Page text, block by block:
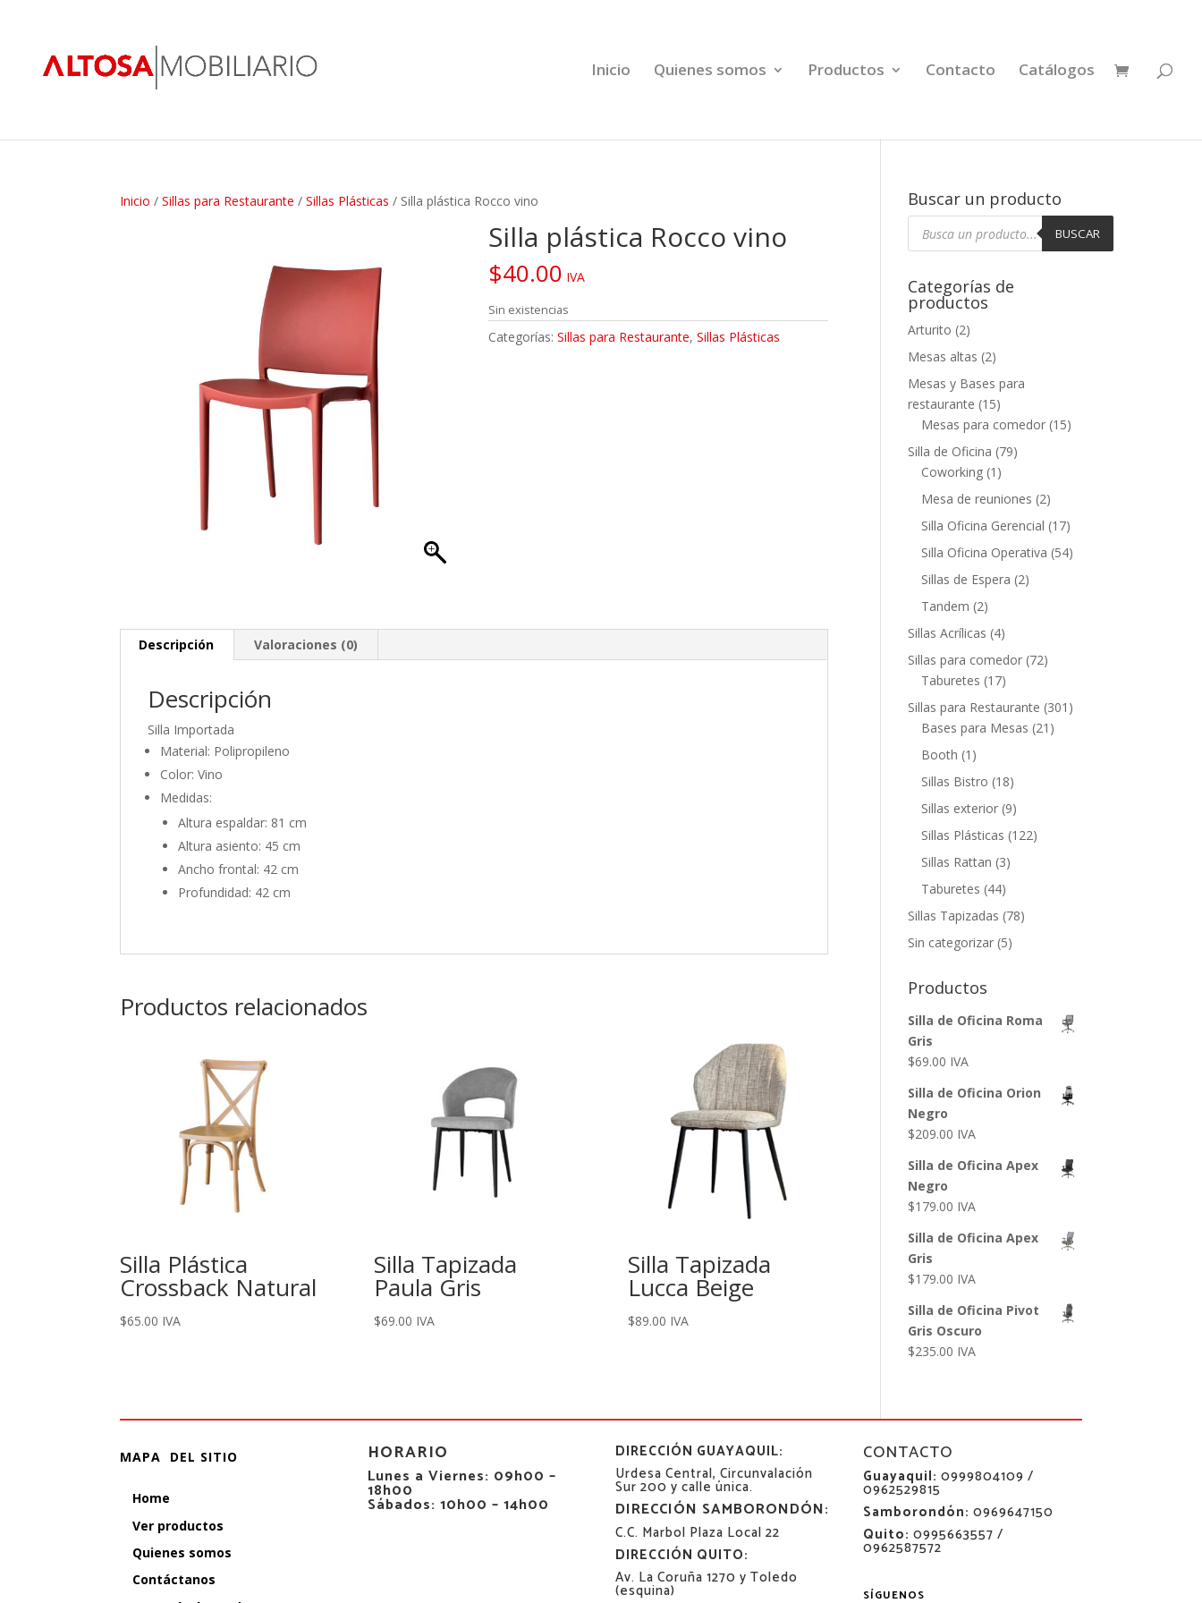
Inicio Quienes somos Productos Contacto Catálogos
Inicio /Sillas para Restaurante /Sillas Plásticas / Silla plástica Rocco vino
Silla plástica Rocco vino
$40.00 IVA
Sin existencias
Categorías:Sillas para Restaurante,Sillas Plásticas
Descripción Valoraciones (0)
Descripción
Silla Importada
Material: Polipropileno
Color: Vino
Medidas:
Altura espaldar: 81 cm
Altura asiento: 45 cm
Ancho frontal: 42 cm
Profundidad: 42 cm
Productos relacionados
Silla Plástica
Crossback Natural
$65.00 IVA
Silla Tapizada
Paula Gris
$69.00 IVA
Silla Tapizada
Lucca Beige
$89.00 IVA
Buscar un producto
Búsqueda
productos
BUSCAR
Categorías de
productos
Arturito (2)
Mesas altas (2)
Mesas y Bases para
restaurante (15)
Mesas para comedor (15)
Silla de Oficina (79)
Coworking (1)
Mesa de reuniones (2)
Silla Oficina Gerencial (17)
Silla Oficina Operativa (54)
Sillas de Espera (2)
Tandem (2)
Sillas Acrílicas (4)
Sillas para comedor (72)
Taburetes (17)
Sillas para Restaurante (301)
Bases para Mesas (21)
Booth (1)
Sillas Bistro (18)
Sillas exterior (9)
Sillas Plásticas (122)
Sillas Rattan (3)
Taburetes (44)
Sillas Tapizadas (78)
Sin categorizar (5)
Productos
Silla de Oficina Roma
Gris
$69.00 IVA
Silla de Oficina Orion
Negro
$209.00 IVA
Silla de Oficina Apex
Negro
$179.00 IVA
Silla de Oficina Apex
Gris
$179.00 IVA
Silla de Oficina Pivot
Gris Oscuro
$235.00 IVA
MAPA DEL SITIO
Home
Ver productos
Quienes somos
Contáctanos
HORARIO
Lunes a Viernes: 09h00 –
18h00
Sábados: 10h00 – 14h00
DIRECCIÓN GUAYAQUIL:
Urdesa Central, Circunvalación
Sur 200 y calle única.
DIRECCIÓN SAMBORONDÓN:
C.C. Marbol Plaza Local 22
DIRECCIÓN QUITO:
Av. La Coruña 1270 y Toledo
(esquina)
CONTACTO
Guayaquil: 0999804109 /
0962529815
Samborondón: 0969647150
Quito: 0995663557 /
0962587572
SÍGUENOS